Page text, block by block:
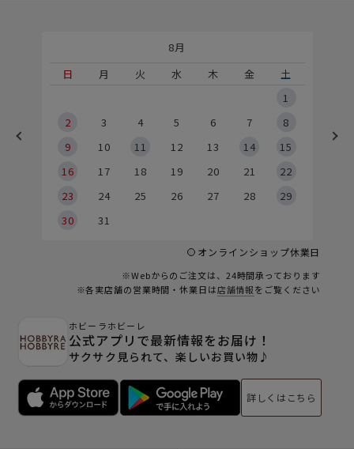
8月
日
月 火 水 木 金
土
1
2
3 4 5 6 7
8
9
10 11 12 13 14
15
16
17 18 19 20 21
22
23
24 25 26 27 28
29
30
31
オンラインショップ休業日
※Webからのご注文は、24時間承っております
※各実店舗の営業時間・休業日は店舗情報をご覧ください
ホビーラホビーレ
公式アプリで最新情報をお届け！
サクサク見られて、楽しいお買い物♪
詳しくはこちら